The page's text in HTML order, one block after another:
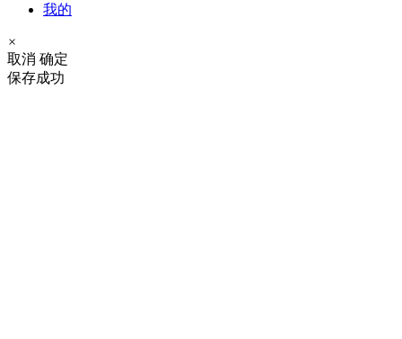
我的
×
取消 确定
保存成功